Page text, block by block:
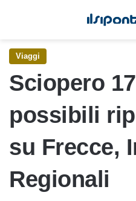
Viaggi
Sciopero
possibili
su Frecce,
Regionali